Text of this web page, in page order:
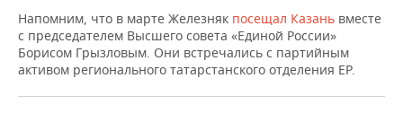
ХОККЕЙ С МЯЧОМ
ПРОИСШЕСТВИЯ
Напомним, что в марте Железняк посещал Казань вместе
с председателем Высшего совета «Единой России»
Борисом Грызловым. Они встречались с партийным
активом регионального татарстанского отделения ЕР.